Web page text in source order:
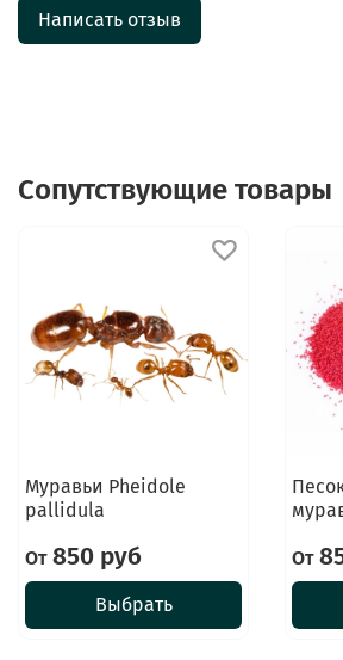
Написать отзыв
Сопутствующие товары
Муравьи Pheidole
pallidula
От850 руб
Выбрать
От